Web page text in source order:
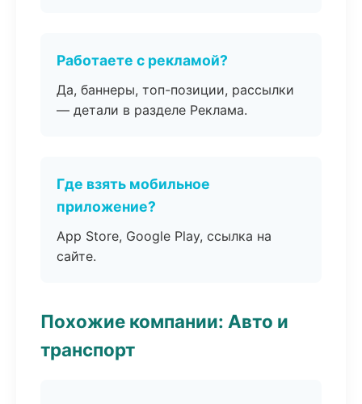
Работаете с рекламой?
Да, баннеры, топ-позиции, рассылки
— детали в разделе Реклама.
Где взять мобильное
приложение?
App Store, Google Play, ссылка на
сайте.
Похожие компании: Авто и
транспорт